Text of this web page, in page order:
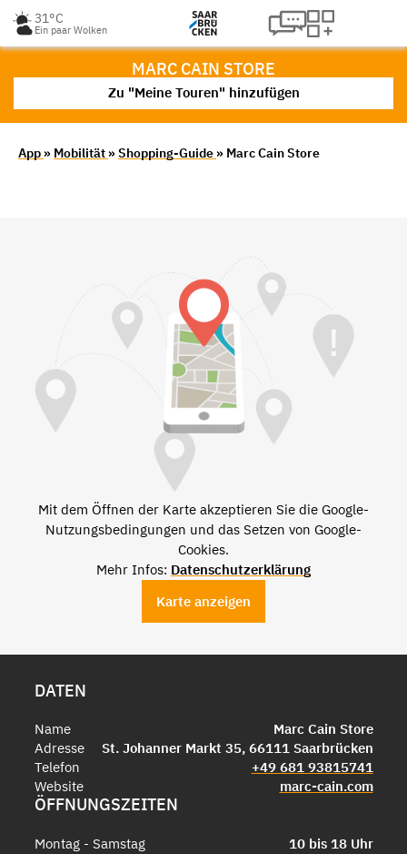
31°C
Ein paar Wolken
MARC CAIN STORE
Zu "Meine Touren" hinzufügen
App » Mobilität »Shopping-Guide » Marc Cain Store
Mit dem Öffnen der Karte akzeptieren Sie die Google-
Nutzungsbedingungen und das Setzen von Google-
Cookies.
Mehr Infos: Datenschutzerklärung
Karte anzeigen
DATEN
Name
Marc Cain Store
Adresse
St. Johanner Markt 35, 66111 Saarbrücken
Telefon
+49 681 93815741
Website
marc-cain.com
ÖFFNUNGSZEITEN
Montag - Samstag 10 bis 18 Uhr